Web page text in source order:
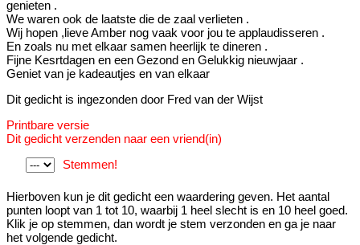
genieten .
We waren ook de laatste die de zaal verlieten .
Wij hopen ,lieve Amber nog vaak voor jou te applaudisseren .
En zoals nu met elkaar samen heerlijk te dineren .
Fijne Kesrtdagen en een Gezond en Gelukkig nieuwjaar .
Geniet van je kadeautjes en van elkaar
Dit gedicht is ingezonden door Fred van der Wijst
Printbare versie
Dit gedicht verzenden naar een vriend(in)
Stemmen!
Hierboven kun je dit gedicht een waardering geven. Het aantal
punten loopt van 1 tot 10, waarbij 1 heel slecht is en 10 heel goed.
Klik je op stemmen, dan wordt je stem verzonden en ga je naar
het volgende gedicht.